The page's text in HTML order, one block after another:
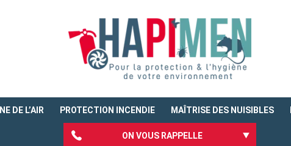
DE L’AIR PROTECTION INCENDIE MAÎTRISE DES NUISIBLES
ON VOUS RAPPELLE